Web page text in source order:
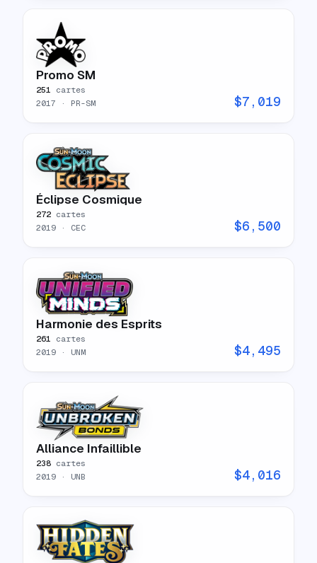
Promo SM
251 cartes
2017 · PR-SM $7,019
Éclipse Cosmique
272 cartes
2019 · CEC $6,500
Harmonie des Esprits
261 cartes
2019 · UNM $4,495
Alliance Infaillible
238 cartes
2019 · UNB $4,016